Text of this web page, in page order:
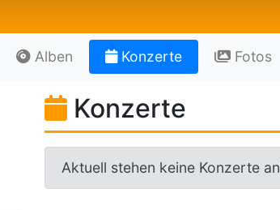
Alben Konzerte Fotos
Konzerte
Aktuell stehen keine Konzerte